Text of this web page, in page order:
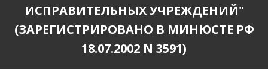
ИСПРАВИТЕЛЬНЫХ УЧРЕЖДЕНИЙ"
(ЗАРЕГИСТРИРОВАНО В МИНЮСТЕ РФ
18.07.2002 N 3591)